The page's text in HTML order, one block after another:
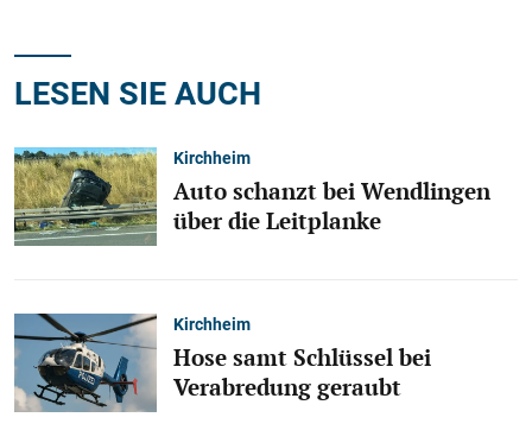
LESEN SIE AUCH
Kirchheim
Auto schanzt bei Wendlingen
über die Leitplanke
Kirchheim
Hose samt Schlüssel bei
Verabredung geraubt